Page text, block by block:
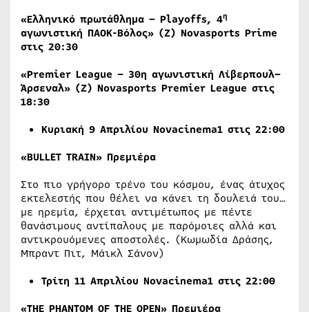
«Ελληνικό πρωτάθλημα – Playoffs, 4η
αγωνιστική ΠΑΟΚ-Βόλος» (Ζ) Novasports Prime
στις 20:30
«Premier League – 30η αγωνιστική Λίβερπουλ–
Άρσεναλ» (Ζ) Novasports Premier League στις
18:30
Κυριακή 9 Απριλίου Novacinema1 στις 22:00
«BULLET TRAIN» Πρεμιέρα
Στο πιο γρήγορο τρένο του κόσμου, ένας άτυχος
εκτελεστής που θέλει να κάνει τη δουλειά του…
με ηρεμία, έρχεται αντιμέτωπος με πέντε
θανάσιμους αντίπαλους με παρόμοιες αλλά και
αντικρουόμενες αποστολές. (Κωμωδία Δράσης,
Μπραντ Πιτ, Μάικλ Σάνον)
Τρίτη 11 Απριλίου Novacinema1 στις 22:00
«THE PHANTOM OF THE OPEN» Πρεμιέρα